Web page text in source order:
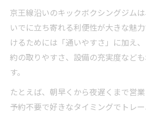
京王線沿いのキックボクシングジム
いでに立ち寄れる利便性が大きな魅
けるためには「通いやすさ」に加え
約の取りやすさ、設備の充実度など
す。
たとえば、朝早くから夜遅くまで営業
予約不要で好きなタイミングでトレ